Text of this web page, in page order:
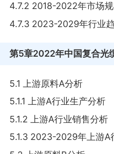
4.7.2 2018-2022年市场
4.7.3 2023-2029年行业
第5章2022年中国复合光
5.1 上游原料A分析
5.1.1 上游A行业生产分析
5.1.2 上游A行业销售分析
5.1.3 2023-2029年上游A